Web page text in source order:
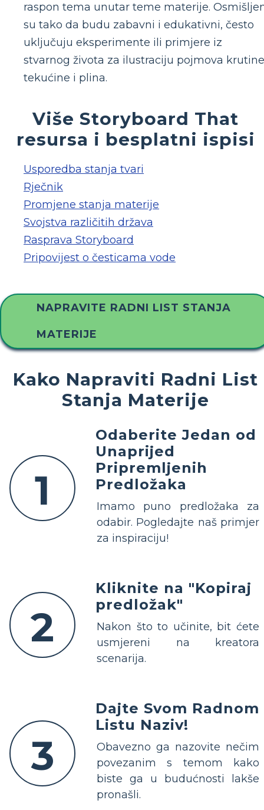
raspon tema unutar teme materije.
su tako da budu zabavni i edukativni, često
uključuju eksperimente ili primjere iz
stvarnog života za ilustraciju pojmova
tekućine i plina.
Više Storyboard That
resursa i besplatni ispisi
Usporedba stanja tvari
Rječnik
Promjene stanja materije
Svojstva različitih država
Rasprava Storyboard
Pripovijest o česticama vode
NAPRAVITE RADNI LIST STANJA
MATERIJE
Kako Napraviti Radni List
Stanja Materije
1
Odaberite Jedan od
Unaprijed
Pripremljenih
Predložaka
Imamo puno predložaka za
odabir. Pogledajte naš primjer
za inspiraciju!
2
Kliknite na "Kopiraj
predložak"
Nakon što to učinite, bit ćete
usmjereni na kreatora
scenarija.
3
Dajte Svom Radnom
Listu Naziv!
Obavezno ga nazovite nečim
povezanim s temom kako
biste ga u budućnosti lakše
pronašli.